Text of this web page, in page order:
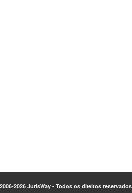
2026 JurisWay - Todos os direitos reservados